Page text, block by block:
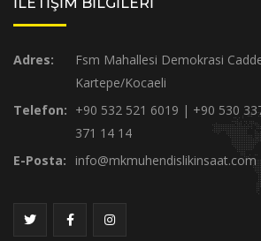
Adres:
Fsm Mahallesi Demokrasi
Kartepe/Kocaeli
Telefon: +90 532 521 6019 | +90 530
371 14 14
E-Posta:
info@mkmuhendislikinsaat.com